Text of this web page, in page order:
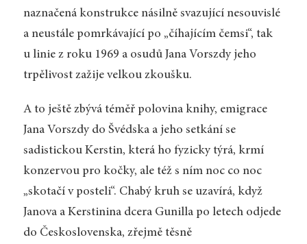
naznačená konstrukce násilně svazující nesouvislé
a neustále pomrkávající po „číhajícím čemsi“, tak
u linie z roku 1969 a osudů Jana Vorszdy jeho
trpělivost zažije velkou zkoušku.
A to ještě zbývá téměř polovina knihy, emigrace
Jana Vorszdy do Švédska a jeho setkání se
sadistickou Kerstin, která ho fyzicky týrá, krmí
konzervou pro kočky, ale též s ním noc co noc
„skotačí v posteli“. Chabý kruh se uzavírá, když
Janova a Kerstinina dcera Gunilla po letech odjede
do Československa, zřejmě těsně